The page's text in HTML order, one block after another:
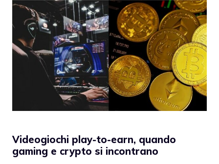
Videogiochi play-to-earn, quando
gaming e crypto si incontrano